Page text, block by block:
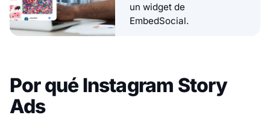
un widget de
EmbedSocial.
Por qué Instagram Story
Ads